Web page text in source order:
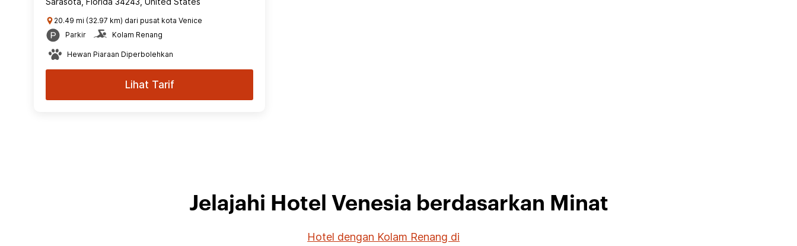
20.49 mi (32.97 km) dari pusat kota Venice
Parkir
Kolam Renang
Hewan Piaraan Diperbolehkan
Lihat Tarif
Jelajahi Hotel Venesia berdasarkan Minat
Hotel dengan Kolam Renang di